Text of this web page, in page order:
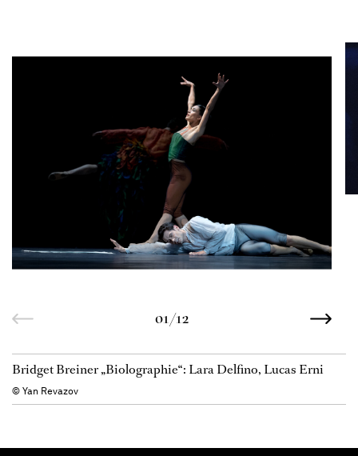
01/12
Bridget Breiner „Biolographie“: Lara Delfino, Lucas Erni
© Yan Revazov